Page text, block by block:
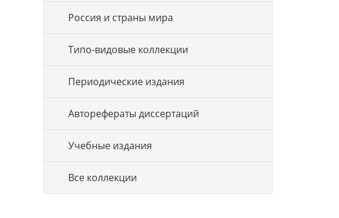
Россия и страны мира
Типо-видовые коллекции
Периодические издания
Авторефераты диссертаций
Учебные издания
Все коллекции